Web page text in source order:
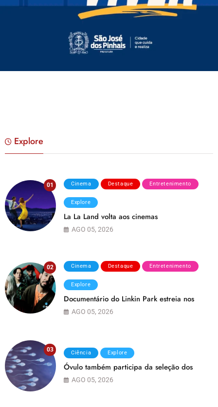
Explore
01 Cinema Destaque Entretenimento
Explore
La La Land volta aos cinemas
AGO 05, 2026
02 Cinema Destaque Entretenimento
Explore
Documentário do Linkin Park estreia nos
AGO 05, 2026
03 Ciência Explore
Óvulo também participa da seleção dos
AGO 05, 2026